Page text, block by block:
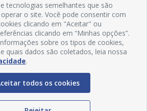
Redes Sociais
tecnologias semelhantes que são
o site. Você pode consentir com
clicando em "Aceitar" ou
clicando em “Minhas opções”.
sobre os tipos de cookies,
quais dados são coletados, leia nossa
.
todos os cookies